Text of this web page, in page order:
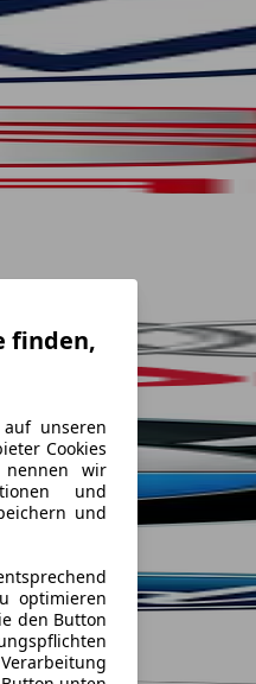
finden,
unseren
Cookies
nennen wir
und
und
optimieren
den Button